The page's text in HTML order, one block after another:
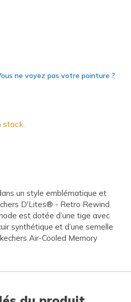
ne voyez pas votre pointure ?
un style emblématique et
D'Lites® - Retro Rewind.
est dotée d’une tige avec
synthétique et d’une semelle
Air-Cooled Memory